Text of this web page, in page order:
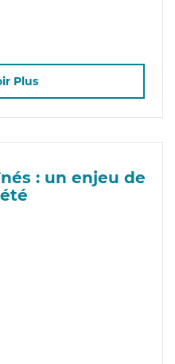
Plus
: un enjeu de